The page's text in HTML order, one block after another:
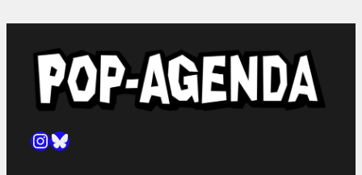
Instagram
Bluesky